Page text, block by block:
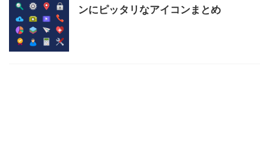
ンにピッタリなアイコンまとめ